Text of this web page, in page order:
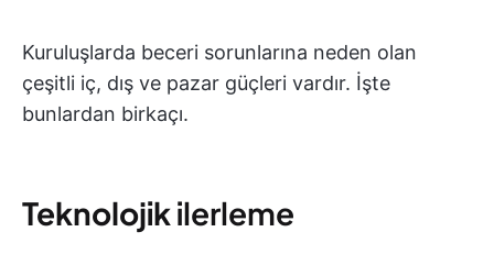
Kuruluşlarda beceri sorunlarına neden olan
çeşitli iç, dış ve pazar güçleri vardır. İşte
bunlardan birkaçı.
Teknolojikilerleme